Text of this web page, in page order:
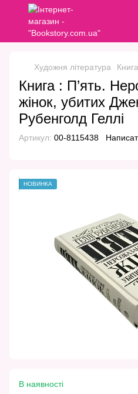
Художня література
Книга : П’ять.
жінок, убитих
Рубенголд Геллі
Артикул: 00-8115438
НОВИНКА
В наявності